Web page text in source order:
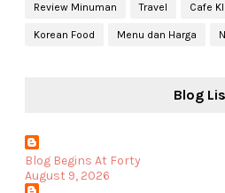
Review Minuman Travel Cafe
Korean Food Menu dan Harga
Blog
Blog Begins At Forty
August 9, 2026